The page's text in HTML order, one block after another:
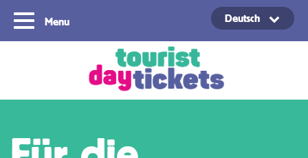
Menu Deutsch